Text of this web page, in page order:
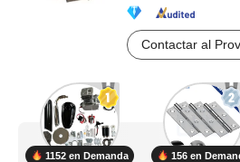
Contactar al
1152 en Demanda 156 en